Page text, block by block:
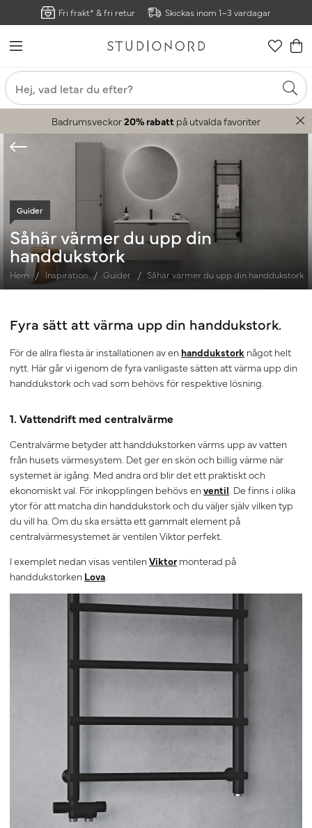
Fri frakt* & fri retur Skickas inom 1–3 vardagar
Badrumsveckor20% rabatt på utvalda favoriter
Guider
Såhär värmer du upp din
handdukstork
Hem Inspiration Guider Såhär värmer du upp din handdukstork
Fyra sätt att värma upp din handdukstork.
För de allra flesta är installationen av en handdukstork något helt
nytt. Här går vi igenom de fyra vanligaste sätten att värma upp din
handdukstork och vad som behövs för respektive lösning.
1. Vattendrift med centralvärme
Centralvärme betyder att handdukstorken värms upp av vatten
från husets värmesystem. Det ger en skön och billig värme när
systemet är igång. Med andra ord blir det ett praktiskt och
ekonomiskt val. För inkopplingen behövs enventil. De finns i olika
ytor för att matcha din handdukstork och du väljer själv vilken typ
du vill ha. Om du ska ersätta ett gammalt element på
centralvärmesystemet är ventilen Viktor perfekt.
I exemplet nedan visas ventilenViktormonterad på
handdukstorken Lova.